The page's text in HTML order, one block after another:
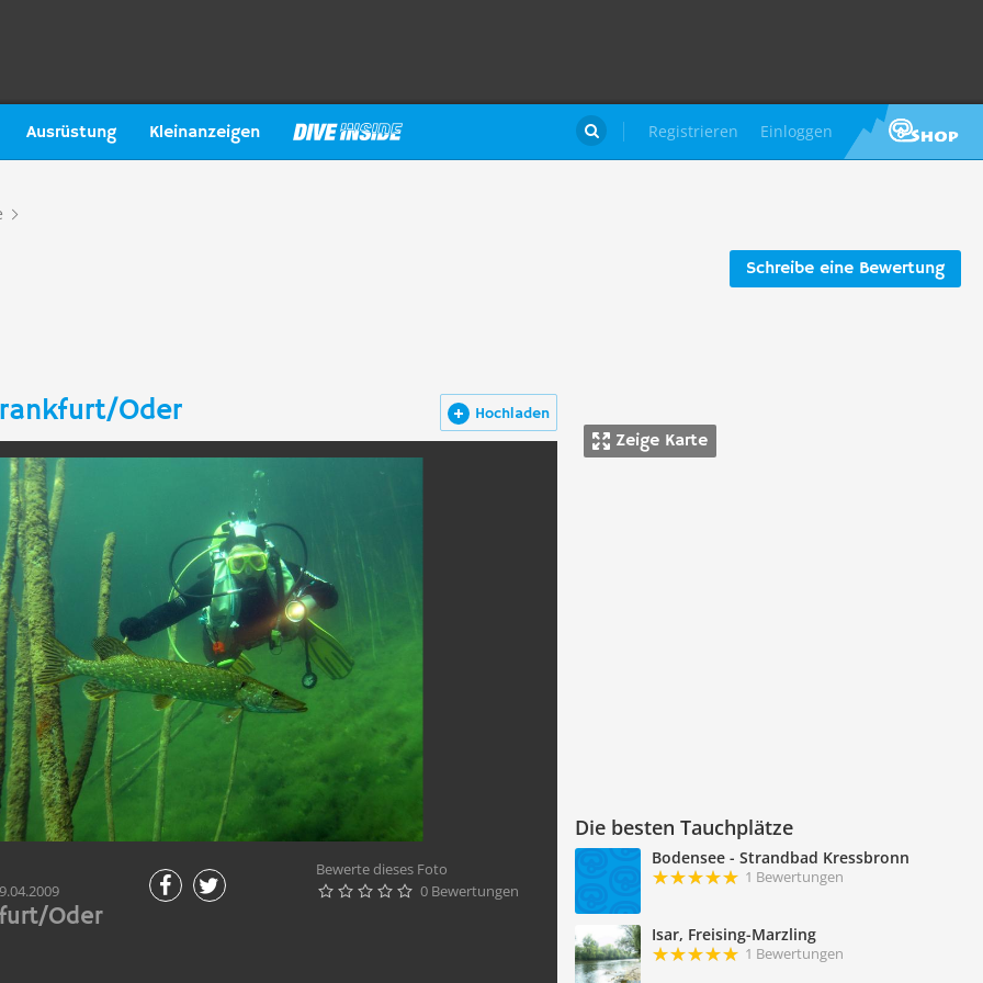
Ausrüstung Kleinanzeigen Registrieren Einloggen

Schreibe eine Bewertung
Zeige Karte
Die besten Tauchplätze
Bodensee - Strandbad Kressbronn
1 Bewertungen
Isar, Freising-Marzling
1 Bewertungen
Hochladen
Oder
Bewerte dieses Foto
     0 Bewertungen
Oder